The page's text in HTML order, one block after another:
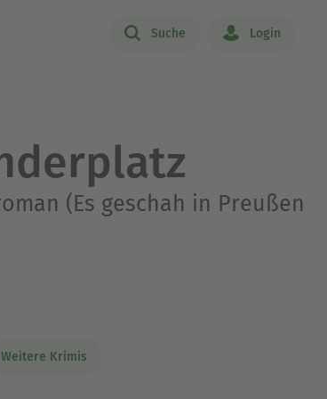
Suche Login
(Es geschah in Preußen
Weitere Krimis